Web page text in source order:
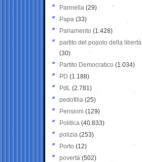
Pannella (29)
Papa (33)
Parlamento (1.428)
partito del popolo della libertà
(30)
Partito Democratico (1.034)
PD (1.188)
PdL (2.781)
pedofilia (25)
Pensioni (129)
Politica (40.833)
polizia (253)
Porto (12)
povertà (502)